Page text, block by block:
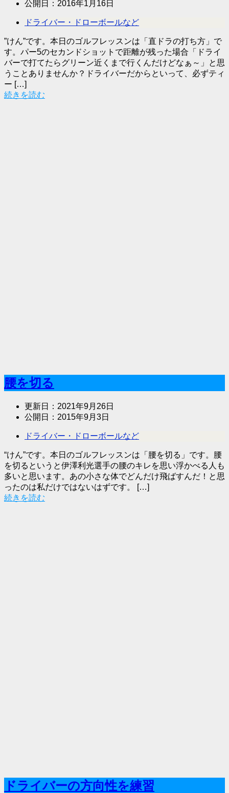
公開日： 2016年1月16日
ドライバー・ドローボールなど
”けん”です。本日のゴルフレッスンは「直ドラの打ち方」で
す。パー5のセカンドショットで距離が残った場合「ドライ
バーで打てたらグリーン近くまで行くんだけどなぁ～」と思
うことありませんか？ドライバーだからといって、必ずティ
ー […]
続きを読む
腰を切る
更新日： 2021年9月26日
公開日： 2015年9月3日
ドライバー・ドローボールなど
“けん”です。本日のゴルフレッスンは「腰を切る」です。腰
を切るというと伊澤利光選手の腰のキレを思い浮かべる人も
多いと思います。あの小さな体でどんだけ飛ばすんだ！と思
ったのは私だけではないはずです。 […]
続きを読む
ドライバーの方向性を練習